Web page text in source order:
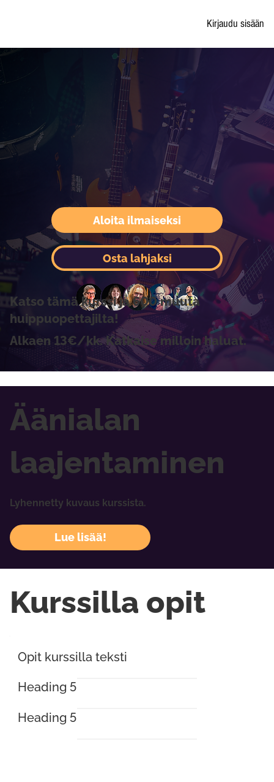
Kirjaudu sisään
Aloita ilmaiseksi
Katso tämä kurssi ja 600 muuta
huippuopettajilta!
Alkaen 13€/kk. Katkaise milloin haluat.
Osta lahjaksi
Äänialan
laajentaminen
Lyhennetty kuvaus kurssista.
Lue lisää!
Kurssilla opit
Opit kurssilla teksti
Heading 5
Heading 5